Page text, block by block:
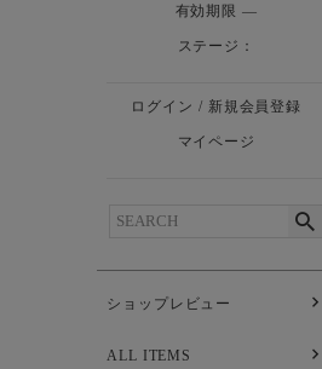
有効期限
ステージ：
ログイン / 新規会員登録
マイページ
ショップレビュー
ALL ITEMS